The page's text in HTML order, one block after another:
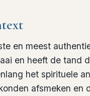
en meest
en heeft de tand
het spirituele
afsmeken en